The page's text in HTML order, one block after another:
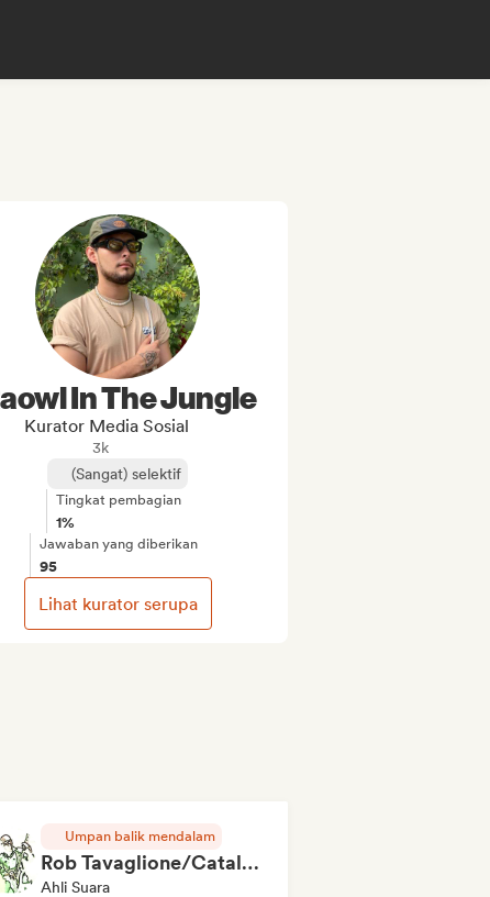
In The Jungle
Kurator Media Sosial
3k
(Sangat) selektif
Tingkat pembagian
1%
Jawaban yang diberikan
95
Lihat kurator serupa
Umpan balik mendalam
Rob Tavaglione/Catalyst Recording
Ahli Suara